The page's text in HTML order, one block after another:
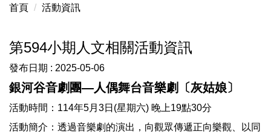
區
首頁 活動資訊
第594小期人文相關活動資訊
發布日期 : 2025-05-06
銀河谷音劇團—人偶舞台音樂劇〔灰姑娘〕
活動時間：114年5月3日(星期六) 晚上19點30分
活動簡介：透過音樂劇的演出，向觀眾傳遞正向樂觀、以同